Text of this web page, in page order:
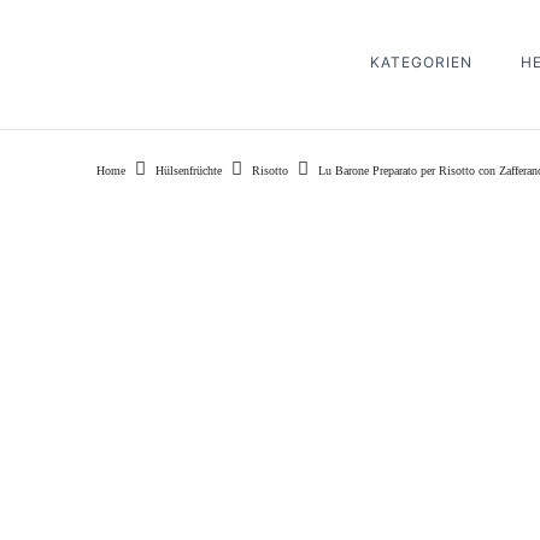
KATEGORIEN
Home Hülsenfrüchte Risotto Lu Barone Preparato per Risotto con